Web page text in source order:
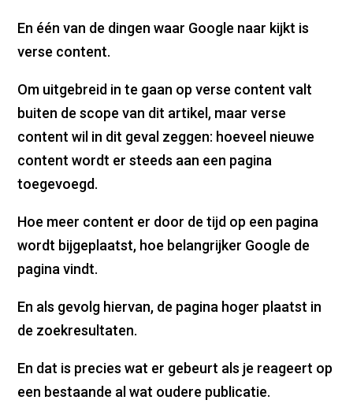
En één van de dingen waar Google naar kijkt is
verse content.
Om uitgebreid in te gaan op verse content valt
buiten de scope van dit artikel, maar verse
content wil in dit geval zeggen: hoeveel nieuwe
content wordt er steeds aan een pagina
toegevoegd.
Hoe meer content er door de tijd op een pagina
wordt bijgeplaatst, hoe belangrijker Google de
pagina vindt.
En als gevolg hiervan, de pagina hoger plaatst in
de zoekresultaten.
En dat is precies wat er gebeurt als je reageert op
een bestaande al wat oudere publicatie.